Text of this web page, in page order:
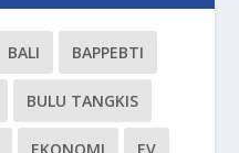
BALI BAPPEBTI
BULU TANGKIS
EKONOMI EV